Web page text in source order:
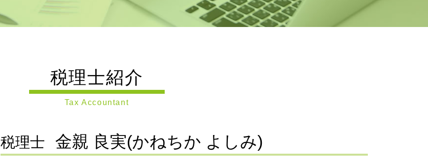
会社設立 費用
日本政策金融公庫
新規開業 スタートアップ支援資金
株式会社 設立
事業計画書 融資
株式会社 日本政策金融公庫
事業承継 株価対策
経営 承継 支援
事業承継 株式
会社 分割
遺言書作成 横浜市 税理士 相談
事業承継 世田谷区 税理士 相談
税務調査 東京都 税理士 相談
税務相談 大田区 税理士 相談
会社設立 川崎市 税理士 相談
相続税申告 横浜市 税理士 相談
遺言書作成 世田谷区 税理士 相談
会社設立 大田区 税理士 相談
税理士紹介
Tax Accountant
税理士 金親 良実(かねちか よしみ)